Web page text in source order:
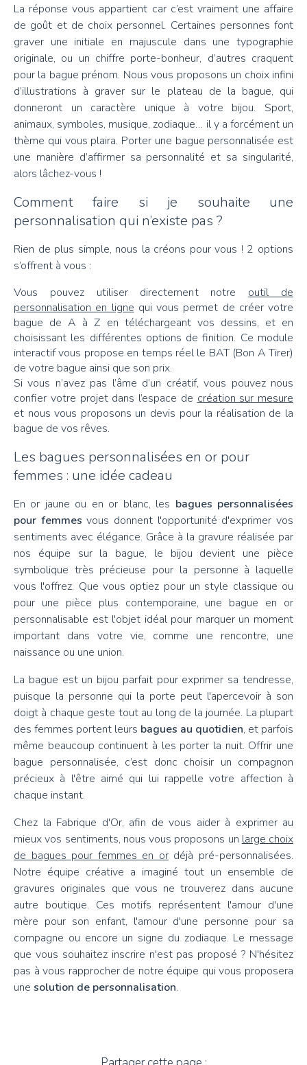
La réponse vous appartient car c’est vraiment une affaire
de goût et de choix personnel. Certaines personnes font
graver une initiale en majuscule dans une typographie
originale, ou un chiffre porte-bonheur, d’autres craquent
pour la bague prénom. Nous vous proposons un choix infini
d’illustrations à graver sur le plateau de la bague, qui
donneront un caractère unique à votre bijou. Sport,
animaux, symboles, musique, zodiaque… il y a forcément un
thème qui vous plaira. Porter une bague personnalisée est
une manière d’affirmer sa personnalité et sa singularité,
alors lâchez-vous !
Comment faire si je souhaite une
personnalisation qui n’existe pas ?
Rien de plus simple, nous la créons pour vous ! 2 options
s’offrent à vous :
Vous pouvez utiliser directement notre outil de
personnalisation en ligne qui vous permet de créer votre
bague de A à Z en téléchargeant vos dessins, et en
choisissant les différentes options de finition. Ce module
interactif vous propose en temps réel le BAT (Bon A Tirer)
de votre bague ainsi que son prix.
Si vous n’avez pas l’âme d’un créatif, vous pouvez nous
confier votre projet dans l’espace de création sur mesure
et nous vous proposons un devis pour la réalisation de la
bague de vos rêves.
Les bagues personnalisées en or pour
femmes : une idée cadeau
En or jaune ou en or blanc, les bagues personnalisées
pour femmes vous donnent l'opportunité d'exprimer vos
sentiments avec élégance. Grâce à la gravure réalisée par
nos équipe sur la bague, le bijou devient une pièce
symbolique très précieuse pour la personne à laquelle
vous l'offrez. Que vous optiez pour un style classique ou
pour une pièce plus contemporaine, une bague en or
personnalisable est l'objet idéal pour marquer un moment
important dans votre vie, comme une rencontre, une
naissance ou une union.
La bague est un bijou parfait pour exprimer sa tendresse,
puisque la personne qui la porte peut l'apercevoir à son
doigt à chaque geste tout au long de la journée. La plupart
des femmes portent leurs bagues au quotidien, et parfois
même beaucoup continuent à les porter la nuit. Offrir une
bague personnalisée, c’est donc choisir un compagnon
précieux à l'être aimé qui lui rappelle votre affection à
chaque instant.
Chez la Fabrique d'Or, afin de vous aider à exprimer au
mieux vos sentiments, nous vous proposons un large choix
de bagues pour femmes en ordéjà pré-personnalisées.
Notre équipe créative a imaginé tout un ensemble de
gravures originales que vous ne trouverez dans aucune
autre boutique. Ces motifs représentent l'amour d'une
mère pour son enfant, l'amour d'une personne pour sa
compagne ou encore un signe du zodiaque. Le message
que vous souhaitez inscrire n'est pas proposé ? N'hésitez
pas à vous rapprocher de notre équipe qui vous proposera
une solution de personnalisation.